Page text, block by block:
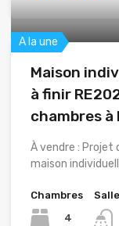
A la une
Maison
à finir
chambres
À vendre : Projet
maison
Chambres
4